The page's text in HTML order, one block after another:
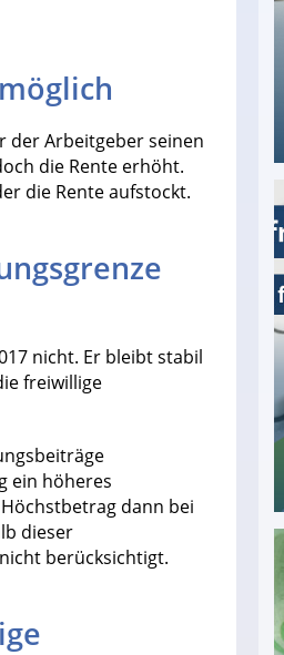
der Arbeitgeber seinen
die Rente erhöht.
die Rente aufstockt.
nicht. Er bleibt stabil
freiwillige
ein höheres
dann bei
dieser
berücksichtigt.
- Die besten Anbieter